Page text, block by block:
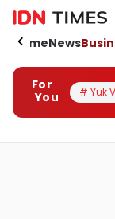
HomeNews
For
You
# Yuk